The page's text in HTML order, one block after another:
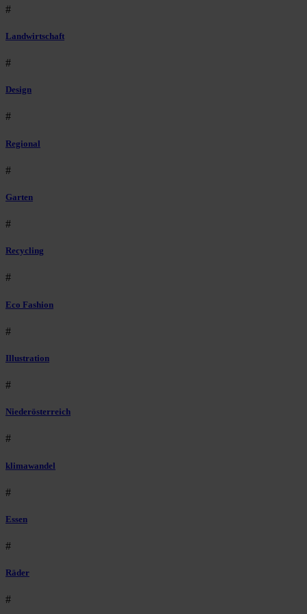
#
Landwirtschaft
#
Design
#
Regional
#
Garten
#
Recycling
#
Eco Fashion
#
Illustration
#
Niederösterreich
#
klimawandel
#
Essen
#
Räder
#